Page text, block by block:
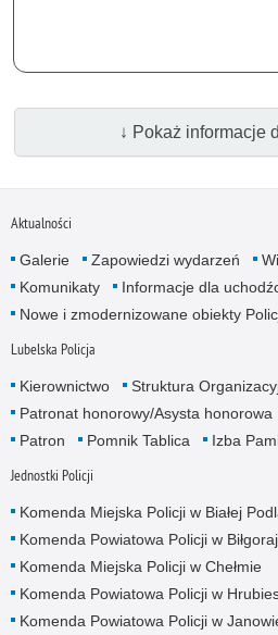
↓ Pokaż informacje
Aktualności
Galerie Zapowiedzi wydarzeń
Komunikaty
Informacje dla
Nowe i zmodernizowane obiekty
Lubelska Policja
Kierownictwo
Struktura
Patronat honorowy/Asysta honorowa
Patron
Pomnik Tablica Izba
Jednostki Policji
Komenda Miejska Policji w Białej
Komenda Powiatowa Policji w
Komenda Miejska Policji w Chełmie
Komenda Powiatowa Policji w
Komenda Powiatowa Policji w